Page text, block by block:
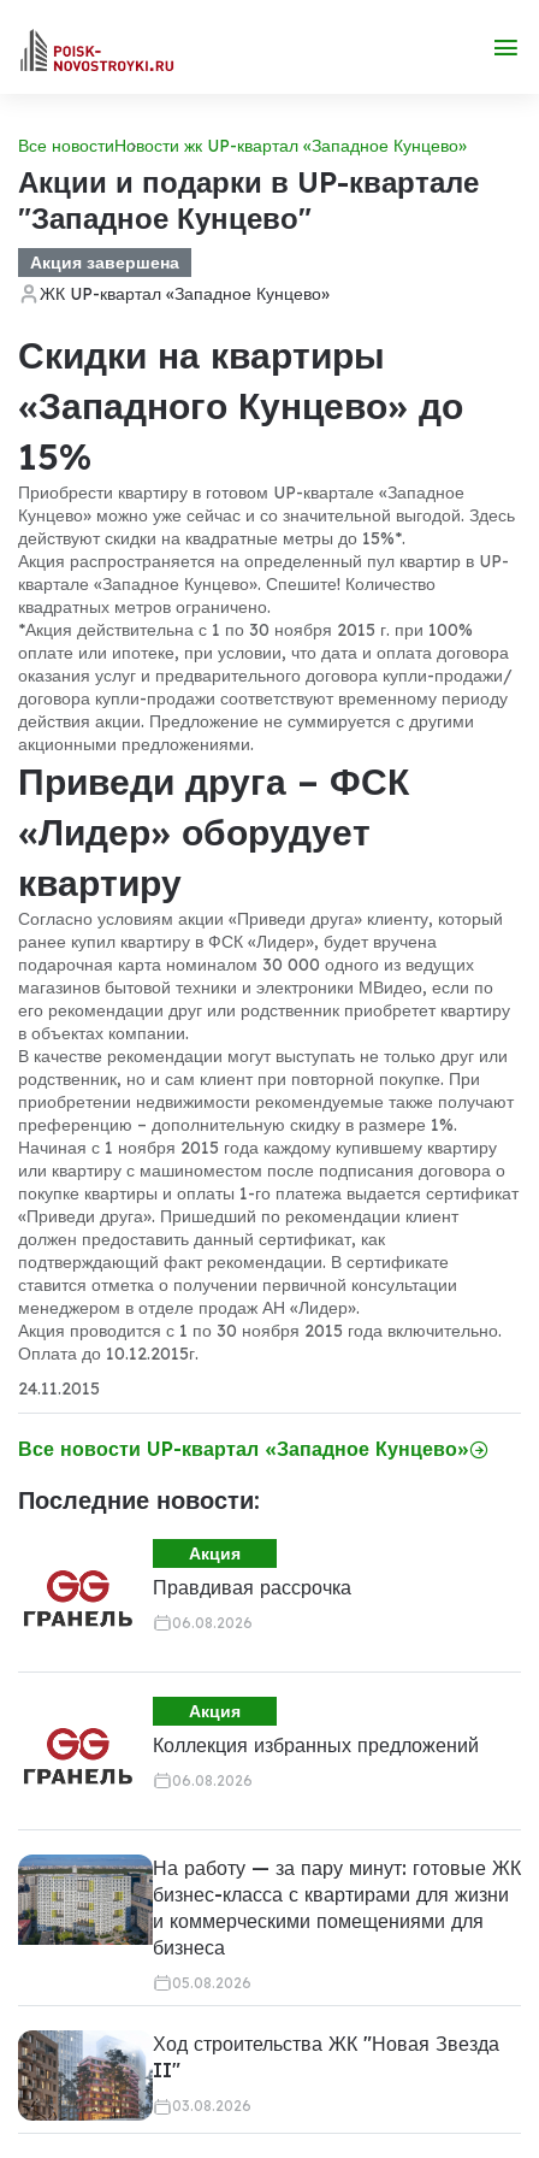
Все новостиНовости жк UP-квартал «Западное Кунцево»
Акции и подарки в UP-квартале
"Западное Кунцево"
Акция завершена
ЖК UP-квартал «Западное Кунцево»
Скидки на квартиры
«Западного Кунцево» до
15%
Приобрести квартиру в готовом UP-квартале «Западное
Кунцево» можно уже сейчас и со значительной выгодой. Здесь
действуют скидки на квадратные метры до 15%*.
Акция распространяется на определенный пул квартир в UP-
квартале «Западное Кунцево». Спешите! Количество
квадратных метров ограничено.
*Акция действительна с 1 по 30 ноября 2015 г. при 100%
оплате или ипотеке, при условии, что дата и оплата договора
оказания услуг и предварительного договора купли-продажи/
договора купли-продажи соответствуют временному периоду
действия акции. Предложение не суммируется с другими
акционными предложениями.
Приведи друга – ФСК
«Лидер» оборудует
квартиру
Согласно условиям акции «Приведи друга» клиенту, который
ранее купил квартиру в ФСК «Лидер», будет вручена
подарочная карта номиналом 30 000 одного из ведущих
магазинов бытовой техники и электроники МВидео, если по
его рекомендации друг или родственник приобретет квартиру
в объектах компании.
В качестве рекомендации могут выступать не только друг или
родственник, но и сам клиент при повторной покупке. При
приобретении недвижимости рекомендуемые также получают
преференцию – дополнительную скидку в размере 1%.
Начиная с 1 ноября 2015 года каждому купившему квартиру
или квартиру с машиноместом после подписания договора о
покупке квартиры и оплаты 1-го платежа выдается сертификат
«Приведи друга». Пришедший по рекомендации клиент
должен предоставить данный сертификат, как
подтверждающий факт рекомендации. В сертификате
ставится отметка о получении первичной консультации
менеджером в отделе продаж АН «Лидер».
Акция проводится с 1 по 30 ноября 2015 года включительно.
Оплата до 10.12.2015г.
24.11.2015
Все новости UP-квартал «Западное Кунцево»
Последние новости:
Акция
Правдивая рассрочка
06.08.2026
Акция
Коллекция избранных предложений
06.08.2026
На работу — за пару минут: готовые ЖК
бизнес-класса с квартирами для жизни
и коммерческими помещениями для
бизнеса
05.08.2026
Ход строительства ЖК "Новая Звезда
II"
03.08.2026